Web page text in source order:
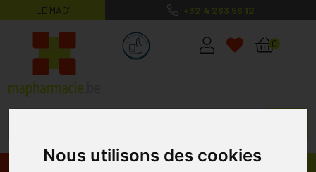
Nous utilisons des cookies
LE MAG’ +32 4 263 56 12
MaPharmacie.be ma santé, mes
0